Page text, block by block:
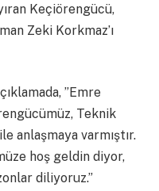
Keçiörengücü,
Zeki Korkmaz’ı
”Emre
Teknik
anlaşmaya varmıştır.
hoş geldin diyor,
diliyoruz.”